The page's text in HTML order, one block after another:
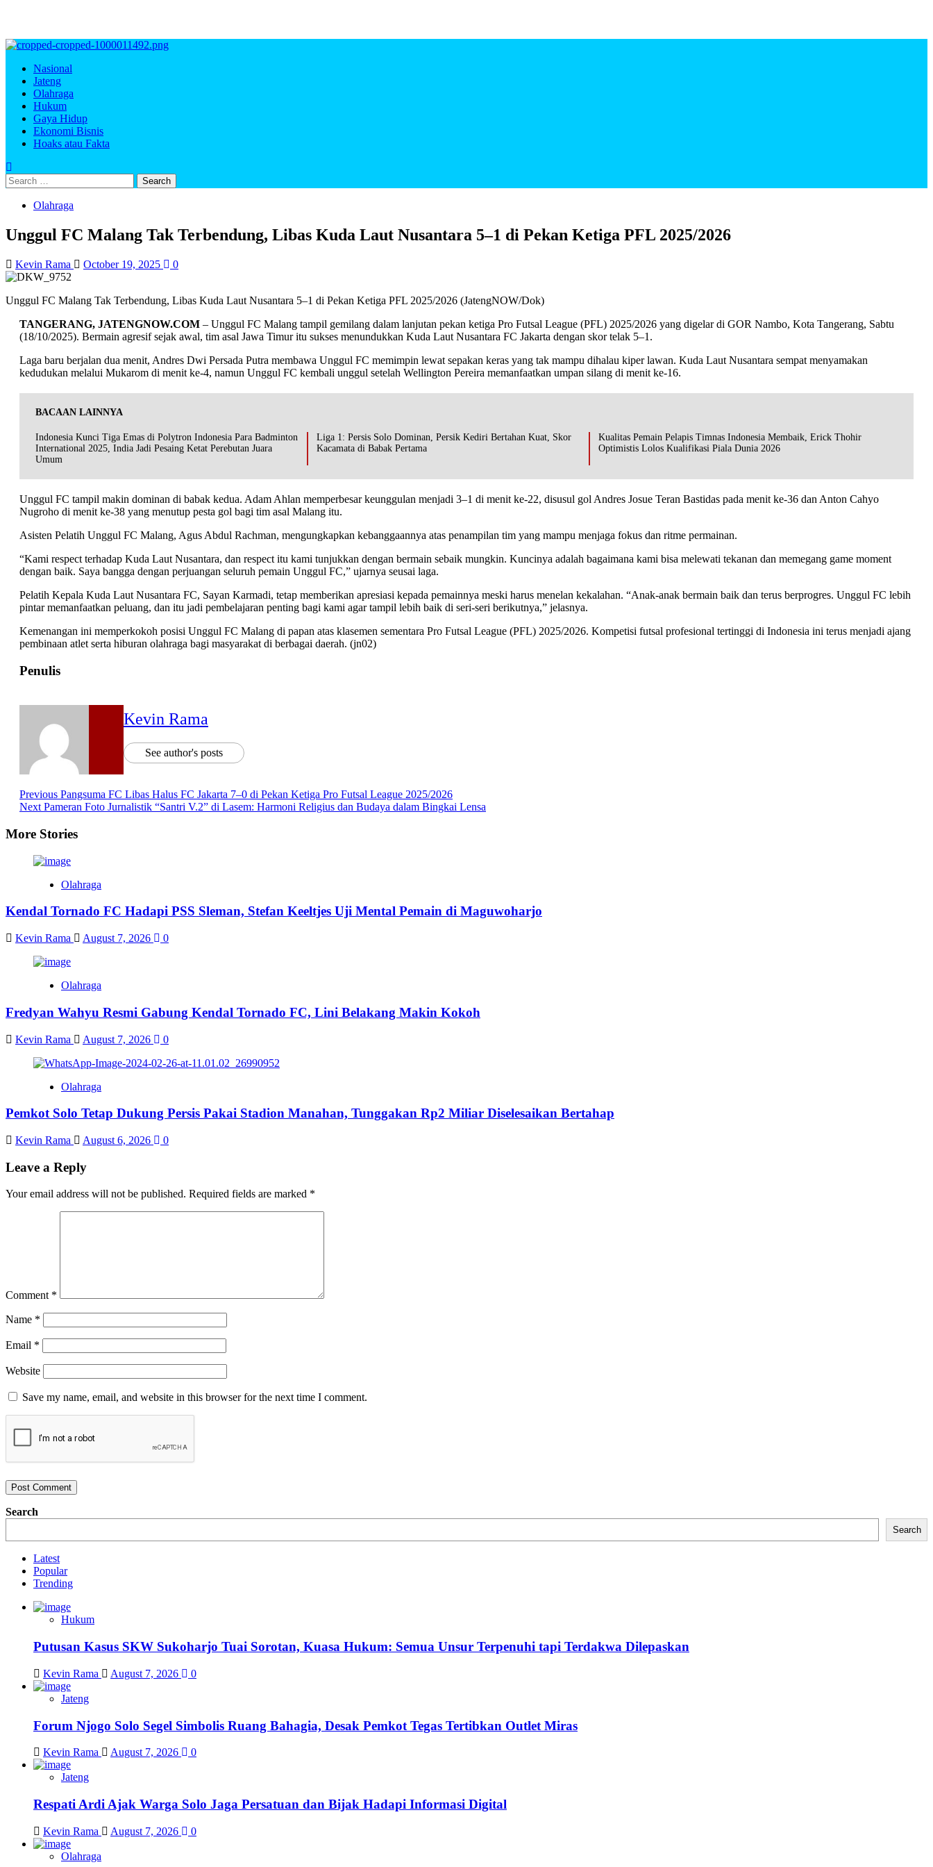
Primary
Nasional
Jateng
Olahraga
Hukum
Gaya Hidup
Ekonomi Bisnis
Hoaks atau Fakta
Search
for:
Olahraga
Unggul FC Malang Tak Terbendung, Libas Kuda Laut Nusantara 5–1 di Pekan Ketiga PFL 2025/2026
Kevin Rama October 19, 2025 0
Unggul FC Malang Tak Terbendung, Libas Kuda Laut Nusantara 5–1 di Pekan Ketiga PFL 2025/2026 (JatengNOW/Dok)
TANGERANG, JATENGNOW.COM – Unggul FC Malang tampil gemilang dalam lanjutan pekan ketiga Pro Futsal League (PFL) 2025/2026 yang digelar di GOR Nambo, Kota Tangerang, Sabtu
(18/10/2025). Bermain agresif sejak awal, tim asal Jawa Timur itu sukses menundukkan Kuda Laut Nusantara FC Jakarta dengan skor telak 5–1.
Laga baru berjalan dua menit, Andres Dwi Persada Putra membawa Unggul FC memimpin lewat sepakan keras yang tak mampu dihalau kiper lawan. Kuda Laut Nusantara sempat menyamakan
kedudukan melalui Mukarom di menit ke-4, namun Unggul FC kembali unggul setelah Wellington Pereira memanfaatkan umpan silang di menit ke-16.
BACAAN LAINNYA
Indonesia Kunci Tiga Emas di Polytron Indonesia Para Badminton
International 2025, India Jadi Pesaing Ketat Perebutan Juara
Umum
Liga 1: Persis Solo Dominan, Persik Kediri Bertahan Kuat, Skor
Kacamata di Babak Pertama
Kualitas Pemain Pelapis Timnas Indonesia Membaik, Erick Thohir
Optimistis Lolos Kualifikasi Piala Dunia 2026
Unggul FC tampil makin dominan di babak kedua. Adam Ahlan memperbesar keunggulan menjadi 3–1 di menit ke-22, disusul gol Andres Josue Teran Bastidas pada menit ke-36 dan Anton Cahyo
Nugroho di menit ke-38 yang menutup pesta gol bagi tim asal Malang itu.
Asisten Pelatih Unggul FC Malang, Agus Abdul Rachman, mengungkapkan kebanggaannya atas penampilan tim yang mampu menjaga fokus dan ritme permainan.
“Kami respect terhadap Kuda Laut Nusantara, dan respect itu kami tunjukkan dengan bermain sebaik mungkin. Kuncinya adalah bagaimana kami bisa melewati tekanan dan memegang game moment
dengan baik. Saya bangga dengan perjuangan seluruh pemain Unggul FC,” ujarnya seusai laga.
Pelatih Kepala Kuda Laut Nusantara FC, Sayan Karmadi, tetap memberikan apresiasi kepada pemainnya meski harus menelan kekalahan. “Anak-anak bermain baik dan terus berprogres. Unggul FC lebih
pintar memanfaatkan peluang, dan itu jadi pembelajaran penting bagi kami agar tampil lebih baik di seri-seri berikutnya,” jelasnya.
Kemenangan ini memperkokoh posisi Unggul FC Malang di papan atas klasemen sementara Pro Futsal League (PFL) 2025/2026. Kompetisi futsal profesional tertinggi di Indonesia ini terus menjadi ajang
pembinaan atlet serta hiburan olahraga bagi masyarakat di berbagai daerah. (jn02)
Penulis
Kevin Rama
See author's posts
Post
Navigation
Previous Pangsuma FC Libas Halus FC Jakarta 7–0 di Pekan Ketiga Pro Futsal League 2025/2026
Next Pameran Foto Jurnalistik “Santri V.2” di Lasem: Harmoni Religius dan Budaya dalam Bingkai Lensa
More Stories
Olahraga
Kendal Tornado FC Hadapi PSS Sleman, Stefan Keeltjes Uji Mental Pemain di Maguwoharjo
Kevin Rama August 7, 2026 0
Olahraga
Fredyan Wahyu Resmi Gabung Kendal Tornado FC, Lini Belakang Makin Kokoh
Kevin Rama August 7, 2026 0
Olahraga
Pemkot Solo Tetap Dukung Persis Pakai Stadion Manahan, Tunggakan Rp2 Miliar Diselesaikan Bertahap
Kevin Rama August 6, 2026 0
Leave a Reply
Your email address will not be published. Required fields are marked *
Comment *
Name *
Email *
Website
Save my name, email, and website in this browser for the next time I comment.
Search
Search
Latest
Popular
Trending
Hukum
Putusan Kasus SKW Sukoharjo Tuai Sorotan, Kuasa Hukum: Semua Unsur Terpenuhi tapi Terdakwa Dilepaskan
Kevin Rama August 7, 2026 0
Jateng
Forum Njogo Solo Segel Simbolis Ruang Bahagia, Desak Pemkot Tegas Tertibkan Outlet Miras
Kevin Rama August 7, 2026 0
Jateng
Respati Ardi Ajak Warga Solo Jaga Persatuan dan Bijak Hadapi Informasi Digital
Kevin Rama August 7, 2026 0
Olahraga